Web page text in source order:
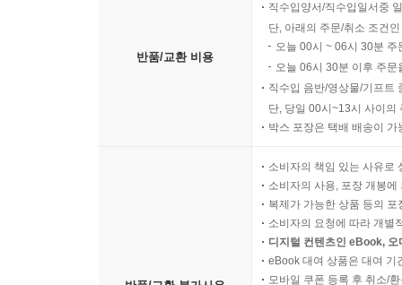
반품/교환 비용
직수입양서/직수입일서중
단, 아래의 주문/취소 조건
오늘 00시 ~ 06시 30분
오늘 06시 30분 이후 주
직수입 음반/영상물/기프트
단, 당일 00시~13시 사이의
박스 포장은 택배 배송이
소비자의 책임 있는 사유로
소비자의 사용, 포장 개봉
복제가 가능한 상품 등의
소비자의 요청에 따라 개별
디지털 컨텐츠인 eBook,
eBook 대여 상품은 대여 기
모바일 쿠폰 등록 후 취소/